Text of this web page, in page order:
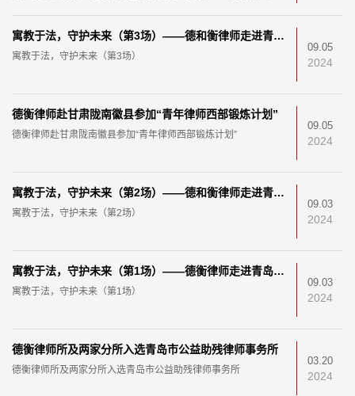
寓教于法，守护未来（第3场）——德和衡律师走进青岛西海岸新区隐珠初级中学
寓教于法，守护未来（第3场）
09.05
2024
德衡律师赴甘肃陇南徽县参加“青年律师西部锻炼计划”
德衡律师赴甘肃陇南徽县参加“青年律师西部锻炼计划”
09.05
2024
寓教于法，守护未来（第2场）——德和衡律师走进青岛市宜阳路小学
寓教于法，守护未来（第2场）
09.03
2024
寓教于法，守护未来（第1场）——德衡律师走进青岛市崂山金融区实验小学
寓教于法，守护未来（第1场）
09.03
2024
德衡律师所及两家分所入选青岛市公益助残律师事务所
德衡律师所及两家分所入选青岛市公益助残律师事务所
03.20
2024